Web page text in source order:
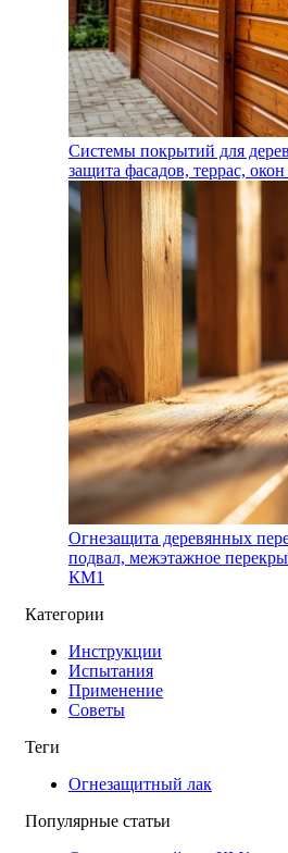
Системы покрытий для
защита фасадов, террас,
Огнезащита деревянных
подвал, межэтажное
КМ1
Категории
Инструкции
Испытания
Применение
Советы
Теги
Огнезащитный лак
Популярные статьи